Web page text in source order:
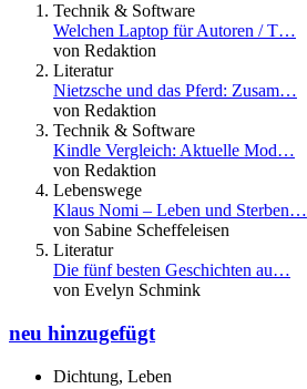
Technik & Software
Welchen Laptop für Autoren / T…
von Redaktion
Literatur
Nietzsche und das Pferd: Zusam…
von Redaktion
Technik & Software
Kindle Vergleich: Aktuelle Mod…
von Redaktion
Lebenswege
Klaus Nomi – Leben und Sterben…
von Sabine Scheffeleisen
Literatur
Die fünf besten Geschichten au…
von Evelyn Schmink
neu hinzugefügt
Dichtung, Leben